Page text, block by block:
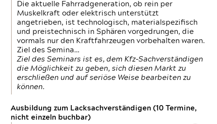
Die aktuelle Fahrradgeneration, ob rein per
Muskelkraft oder elektrisch unterstützt
angetrieben, ist technologisch, materialspezifisch
und preistechnisch in Sphären vorgedrungen, die
vormals nur den Kraftfahrzeugen vorbehalten waren.
Ziel des Semina…
Ziel des Seminars ist es, dem Kfz-Sachverständigen
die Möglichkeit zu geben, sich diesen Markt zu
erschließen und auf seriöse Weise bearbeiten zu
können.
Ausbildung zum Lacksachverständigen (10 Termine,
nicht einzeln buchbar)